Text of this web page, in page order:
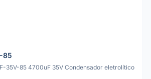
85
35V-85 4700uF 35V Condensador eletrolítico